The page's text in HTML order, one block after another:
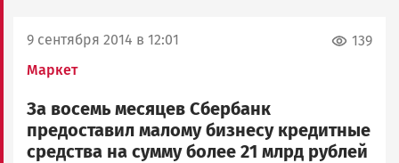
9 сентября 2014 в 12:01
Маркет
139
За восемь месяцев Сбербанк
предоставил малому бизнесу кредитные
средства на сумму более 21 млрд рублей